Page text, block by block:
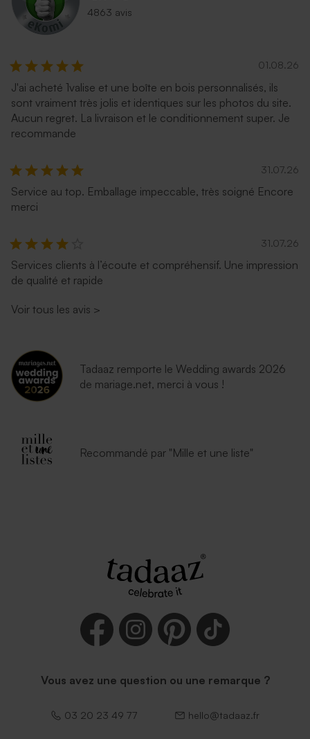
4863 avis
01.08.26
J'ai acheté 1valise et une boîte en bois personnalisés, ils
sont vraiment très jolis et identiques sur les photos du site.
Aucun regret. La livraison et le conditionnement super. Je
recommande
31.07.26
Service au top. Emballage impeccable, très soigné Encore
merci
31.07.26
Services clients à l’écoute et compréhensif. Une impression
de qualité et rapide
Voir tous les avis >
Tadaaz remporte le Wedding awards 2026
de mariage.net, merci à vous !
Recommandé par "Mille et une liste"
Vous avez une question ou une remarque ?
03 20 23 49 77 hello@tadaaz.fr